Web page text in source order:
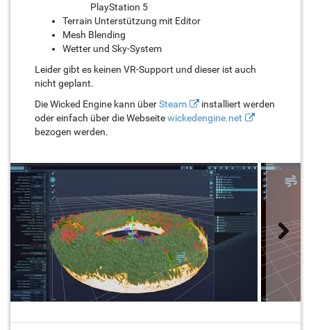
PlayStation 5
Terrain Unterstützung mit Editor
Mesh Blending
Wetter und Sky-System
Leider gibt es keinen VR-Support und dieser ist auch
nicht geplant.
Die Wicked Engine kann überSteam
installiert werden
oder einfach über die Webseitewickedengine.net
bezogen werden.